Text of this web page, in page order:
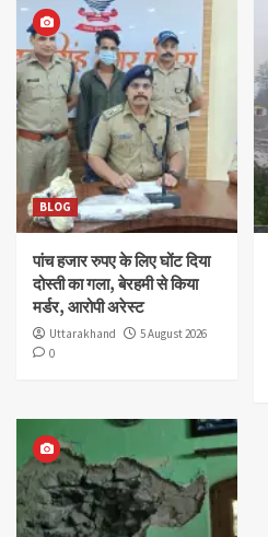
BLOG
पांच हजार रुपए के लिए घोंट दिया
दोस्ती का गला, बेरहमी से किया
मर्डर, आरोपी अरेस्ट
Uttarakhand
5 August 2026
0